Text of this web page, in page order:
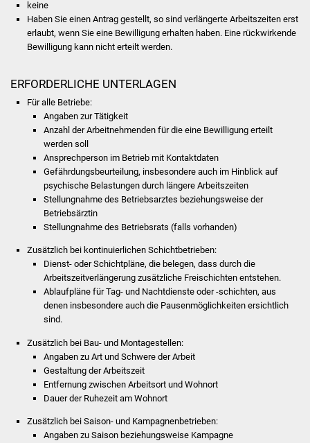
Gesundheit und Notfall
Hitzewarnung / UV-
Index
ÖPNV
Abfall und Entsorgung
Kultur & Freizeit
Stadtfest
Ostermarkt
keine
Haben Sie einen Antrag gestellt, so sind verlängerte Arbeitszeiten erst
erlaubt, wenn Sie eine Bewilligung erhalten haben. Eine rückwirkende
Bewilligung kann nicht erteilt werden.
ERFORDERLICHE UNTERLAGEN
Für alle Betriebe:
Angaben zur Tätigkeit
Anzahl der Arbeitnehmenden für die eine Bewilligung erteilt
werden soll
Ansprechperson im Betrieb mit Kontaktdaten
Gefährdungsbeurteilung, insbesondere auch im Hinblick auf
psychische Belastungen durch längere Arbeitszeiten
Stellungnahme des Betriebsarztes beziehungsweise der
Betriebsärztin
Stellungnahme des Betriebsrats (falls vorhanden)
Zusätzlich bei kontinuierlichen Schichtbetrieben:
Dienst- oder Schichtpläne, die belegen, dass durch die
Arbeitszeitverlängerung zusätzliche Freischichten entstehen.
Ablaufpläne für Tag- und Nachtdienste oder -schichten, aus
denen insbesondere auch die Pausenmöglichkeiten ersichtlich
sind.
Zusätzlich bei Bau- und Montagestellen:
Angaben zu Art und Schwere der Arbeit
Gestaltung der Arbeitszeit
Entfernung zwischen Arbeitsort und Wohnort
Dauer der Ruhezeit am Wohnort
Zusätzlich bei Saison- und Kampagnenbetrieben:
Angaben zu Saison beziehungsweise Kampagne